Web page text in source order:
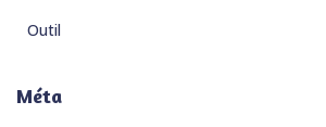
Outil
Méta